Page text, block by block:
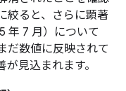
絞ると、さらに顕著
年 7 月）について
だ数値に反映されて
見込まれます。